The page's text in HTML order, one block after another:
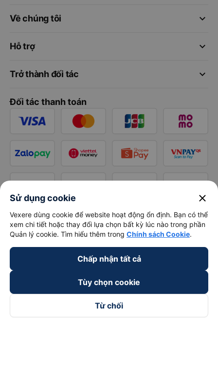
keyboard_arrow_down
Về chúng tôi
keyboard_arrow_down
Hỗ trợ
keyboard_arrow_down
Trở thành đối tác
Đối tác thanh toán
Sử dụng cookie close
Vexere dùng cookie để website hoạt động ổn định. Bạn có thể
xem chi tiết hoặc thay đổi lựa chọn bất kỳ lúc nào trong phần
Quản lý cookie. Tìm hiểu thêm trong Chính sách Cookie.
Chấp nhận tất cả
Tùy chọn cookie
Từ chối